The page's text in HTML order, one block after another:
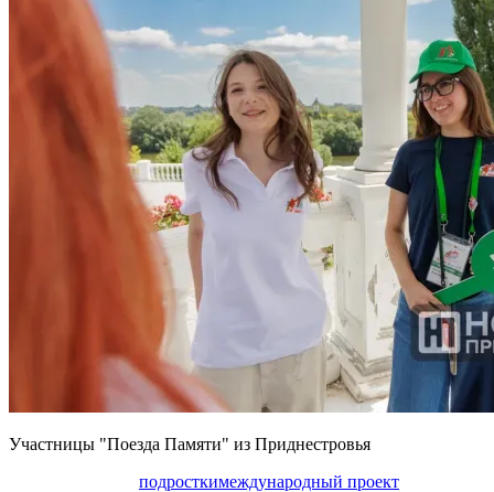
Участницы "Поезда Памяти" из Приднестровья
подросткимеждународный проект